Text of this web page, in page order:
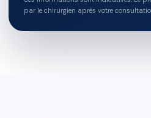
par le chirurgien après votre